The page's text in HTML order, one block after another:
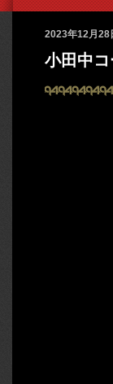
2023年12月28
小田中